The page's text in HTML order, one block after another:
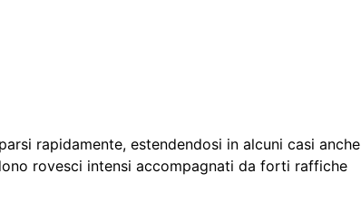
rapidamente, estendendosi in alcuni casi anche
rovesci intensi accompagnati da forti raffiche